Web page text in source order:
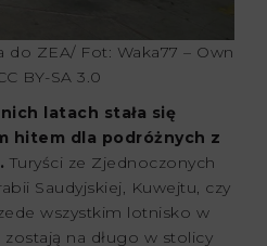
ZEA/ Fot: Waka77 – Own
BY-SA 3.0
latach stała się
hitem dla podróżnych z
Turyści ze Zjednoczonych
Saudyjskiej, Kuwejtu, czy
wszystkim lotnisko w
zostają na długo w stolicy